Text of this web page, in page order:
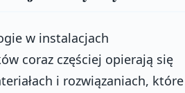
w instalacjach
coraz częściej opierają się
i rozwiązaniach, które